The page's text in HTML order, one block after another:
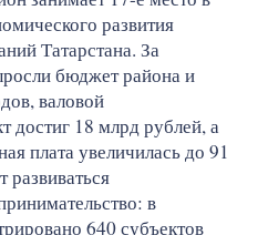
развития
Татарстана. За
бюджет района и
валовой
достиг 18 млрд рублей, а
плата увеличилась до 91
в
640 субъектов